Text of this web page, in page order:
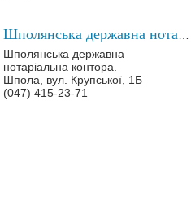
Шполянська державна
нотаріальна контора.
Шпола, вул. Крупської, 1Б
(047) 415-23-71